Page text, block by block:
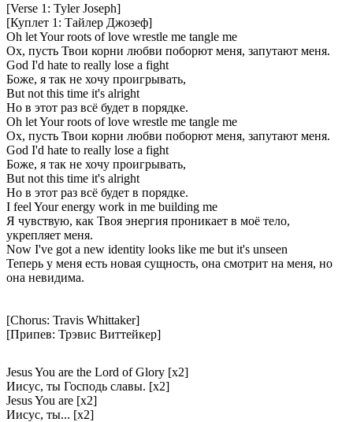
[Verse 1: Tyler Joseph]
[Куплет 1: Тайлер Джозеф]
Oh let Your roots of love wrestle me tangle me
Ох, пусть Твои корни любви поборют меня, запутают меня.
God I'd hate to really lose a fight
Боже, я так не хочу проигрывать,
But not this time it's alright
Но в этот раз всё будет в порядке.
Oh let Your roots of love wrestle me tangle me
Ох, пусть Твои корни любви поборют меня, запутают меня.
God I'd hate to really lose a fight
Боже, я так не хочу проигрывать,
But not this time it's alright
Но в этот раз всё будет в порядке.
I feel Your energy work in me building me
Я чувствую, как Твоя энергия проникает в моё тело,
укрепляет меня.
Now I've got a new identity looks like me but it's unseen
Теперь у меня есть новая сущность, она смотрит на меня, но
она невидима.
[Chorus: Travis Whittaker]
[Припев: Трэвис Виттейкер]
Jesus You are the Lord of Glory [x2]
Иисус, ты Господь славы. [x2]
Jesus You are [x2]
Иисус, ты... [x2]